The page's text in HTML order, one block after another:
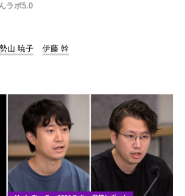
ラボ5.0
山 暁子 伊藤 幹